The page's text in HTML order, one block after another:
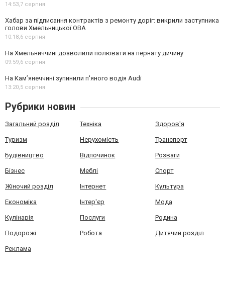
14:53,7 серпня
Хабар за підписання контрактів з ремонту доріг: викрили заступника
голови Хмельницької ОВА
10:18,6 серпня
На Хмельниччині дозволили полювати на пернату дичину
09:59,6 серпня
На Камʼянеччині зупинили п'яного водія Audi
13:20,5 серпня
Рубрики новин
Загальний розділ Техніка Здоров'я
Туризм Нерухомість Транспорт
Будівництво Відпочинок Розваги
Бізнес Меблі Спорт
Жіночий розділ Інтернет Культура
Економіка Інтер'єр Мода
Кулінарія Послуги Родина
Подорожі Робота Дитячий розділ
Реклама